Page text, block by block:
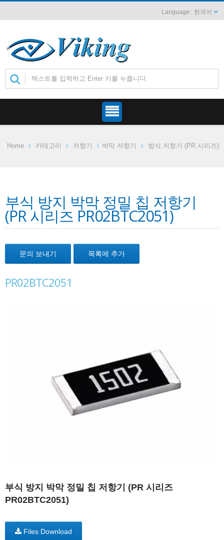
한국어
Home 카테고리 저항기 박막 저항기 방식 저항기 (PR 시리즈)
부식 방지 박막 정밀 칩 저항기
(PR 시리즈 PR02BTC2051)
문의 보내기 목록에 추가
PR02BTC2051
부식 방지 박막 정밀 칩 저항기 (PR 시리즈
PR02BTC2051)
Files Download